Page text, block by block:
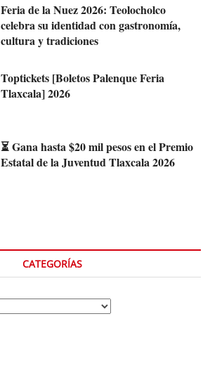
Feria de la Nuez 2026: Teolocholco
celebra su identidad con gastronomía,
cultura y tradiciones
Toptickets [Boletos Palenque Feria
Tlaxcala] 2026
⏳ Gana hasta $20 mil pesos en el Premio
Estatal de la Juventud Tlaxcala 2026
CATEGORÍAS